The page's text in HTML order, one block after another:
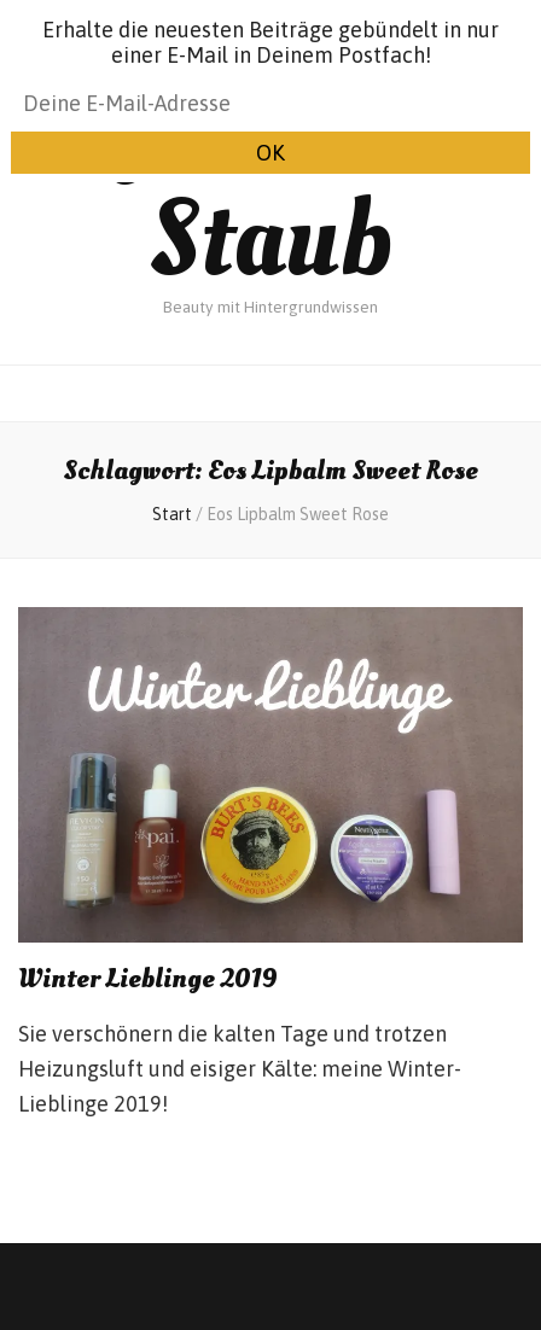
Glanz &
Staub
Beauty mit Hintergrundwissen
Schlagwort: Eos Lipbalm Sweet Rose
Start / Eos Lipbalm Sweet Rose
Winter Lieblinge 2019
Sie verschönern die kalten Tage und trotzen
Heizungsluft und eisiger Kälte: meine Winter-
Lieblinge 2019!
Erhalte die neuesten Beiträge gebündelt in nur
einer E-Mail in Deinem Postfach!